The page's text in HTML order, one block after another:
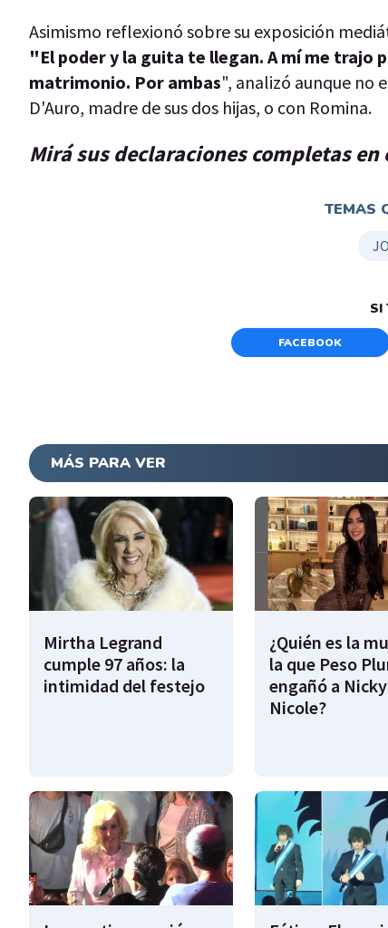
Asimismo reflexionó sobre su exposición
"El poder y la guita te llegan. A mí me trajo
matrimonio. Por ambas", analizó aunque no
D'Auro, madre de sus dos hijas, o con Romina.
Mirá sus declaraciones completas en
TEMAS
SI
FACEBOOK
MÁS PARA VER
Mirtha Legrand
cumple 97 años: la
intimidad del festejo
¿Quién es la
la que Peso
engañó a Nicky
Nicole?